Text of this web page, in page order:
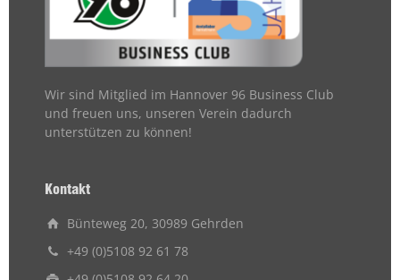
Wir sind Mitglied im Hannover 96 Business Club
und freuen uns, unseren Verein dadurch
unterstützen zu können!
Kontakt
Bünteweg 20, 30989 Gehrden
+49 (0)5108 92 61 78